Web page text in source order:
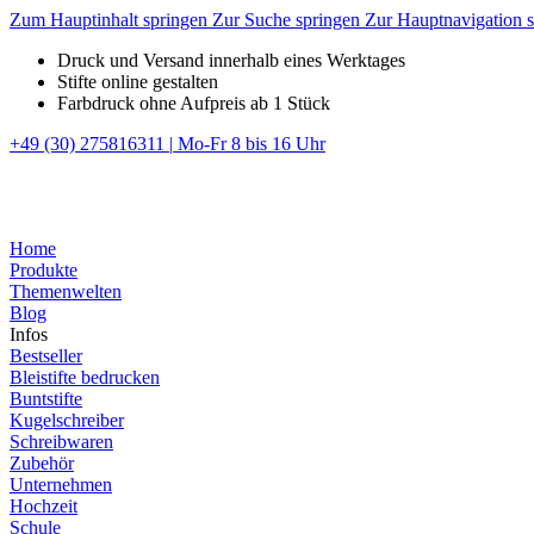
Zum Hauptinhalt springen Zur Suche springen Zur Hauptnavigation
Druck und Versand innerhalb eines Werktages
Stifte online gestalten
Farbdruck ohne Aufpreis ab 1 Stück
+49 (30) 275816311 | Mo-Fr 8 bis 16 Uhr
Home
Produkte
Themenwelten
Blog
Infos
Bestseller
Bleistifte bedrucken
Buntstifte
Kugelschreiber
Schreibwaren
Zubehör
Unternehmen
Hochzeit
Schule